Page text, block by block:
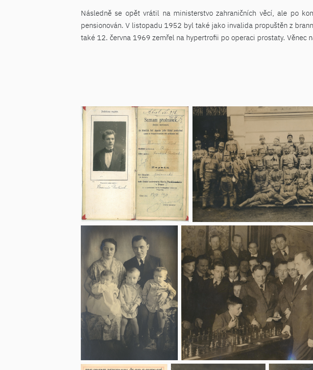
Následně se opět vrátil na ministerstvo zahraničních věcí, ale po
pensionován. V listopadu 1952 byl také jako invalida propuštěn z
také 12. června 1969 zemřel na hypertrofii po operaci prostaty.